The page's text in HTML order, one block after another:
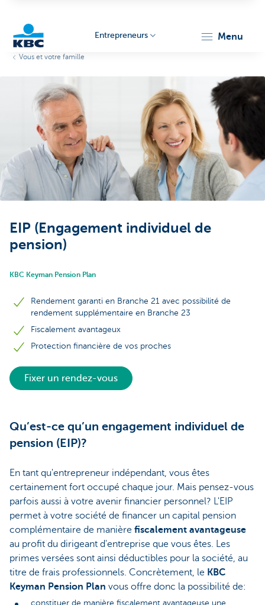
Entrepreneurs
Entrepreneurs menu
Vous et votre famille
EIP (Engagement individuel de
pension)
KBC Keyman Pension Plan
Rendement garanti en Branche 21 avec possibilité de
rendement supplémentaire en Branche 23
Fiscalement avantageux
Protection financière de vos proches
Fixer un rendez-vous
Qu’est-ce qu’un engagement individuel de
pension (EIP)?
En tant qu'entrepreneur indépendant, vous êtes
certainement fort occupé chaque jour. Mais pensez-vous
parfois aussi à votre avenir financier personnel? L'EIP
permet à votre société de financer un capital pension
complémentaire de manière fiscalement avantageuse
au profit du dirigeant d'entreprise que vous êtes. Les
primes versées sont ainsi déductibles pour la société, au
titre de frais professionnels. Concrètement, le KBC
Keyman Pension Plan vous offre donc la possibilité de:
constituer de manière fiscalement avantageuse une